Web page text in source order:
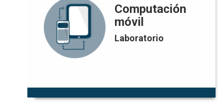
Computación
móvil
Laboratorio
Computación móvil
Responsable:
Claudia Jiménez G.
Correo:
lab.comp.movil@uniandes.edu.co